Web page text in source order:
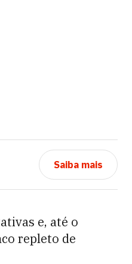
Saiba mais
e, até o
repleto de